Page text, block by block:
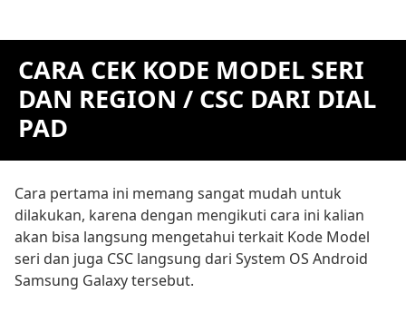
CARA CEK KODE MODEL SERI
DAN REGION / CSC DARI DIAL
PAD
Cara pertama ini memang sangat mudah untuk
dilakukan, karena dengan mengikuti cara ini kalian
akan bisa langsung mengetahui terkait Kode Model
seri dan juga CSC langsung dari System OS Android
Samsung Galaxy tersebut.